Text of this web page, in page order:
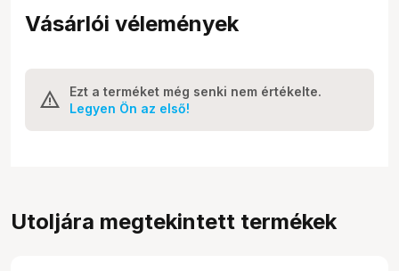
Vásárlói vélemények
Ezt a terméket még senki nem értékelte.
Legyen Ön az első!
Utoljára megtekintett termékek